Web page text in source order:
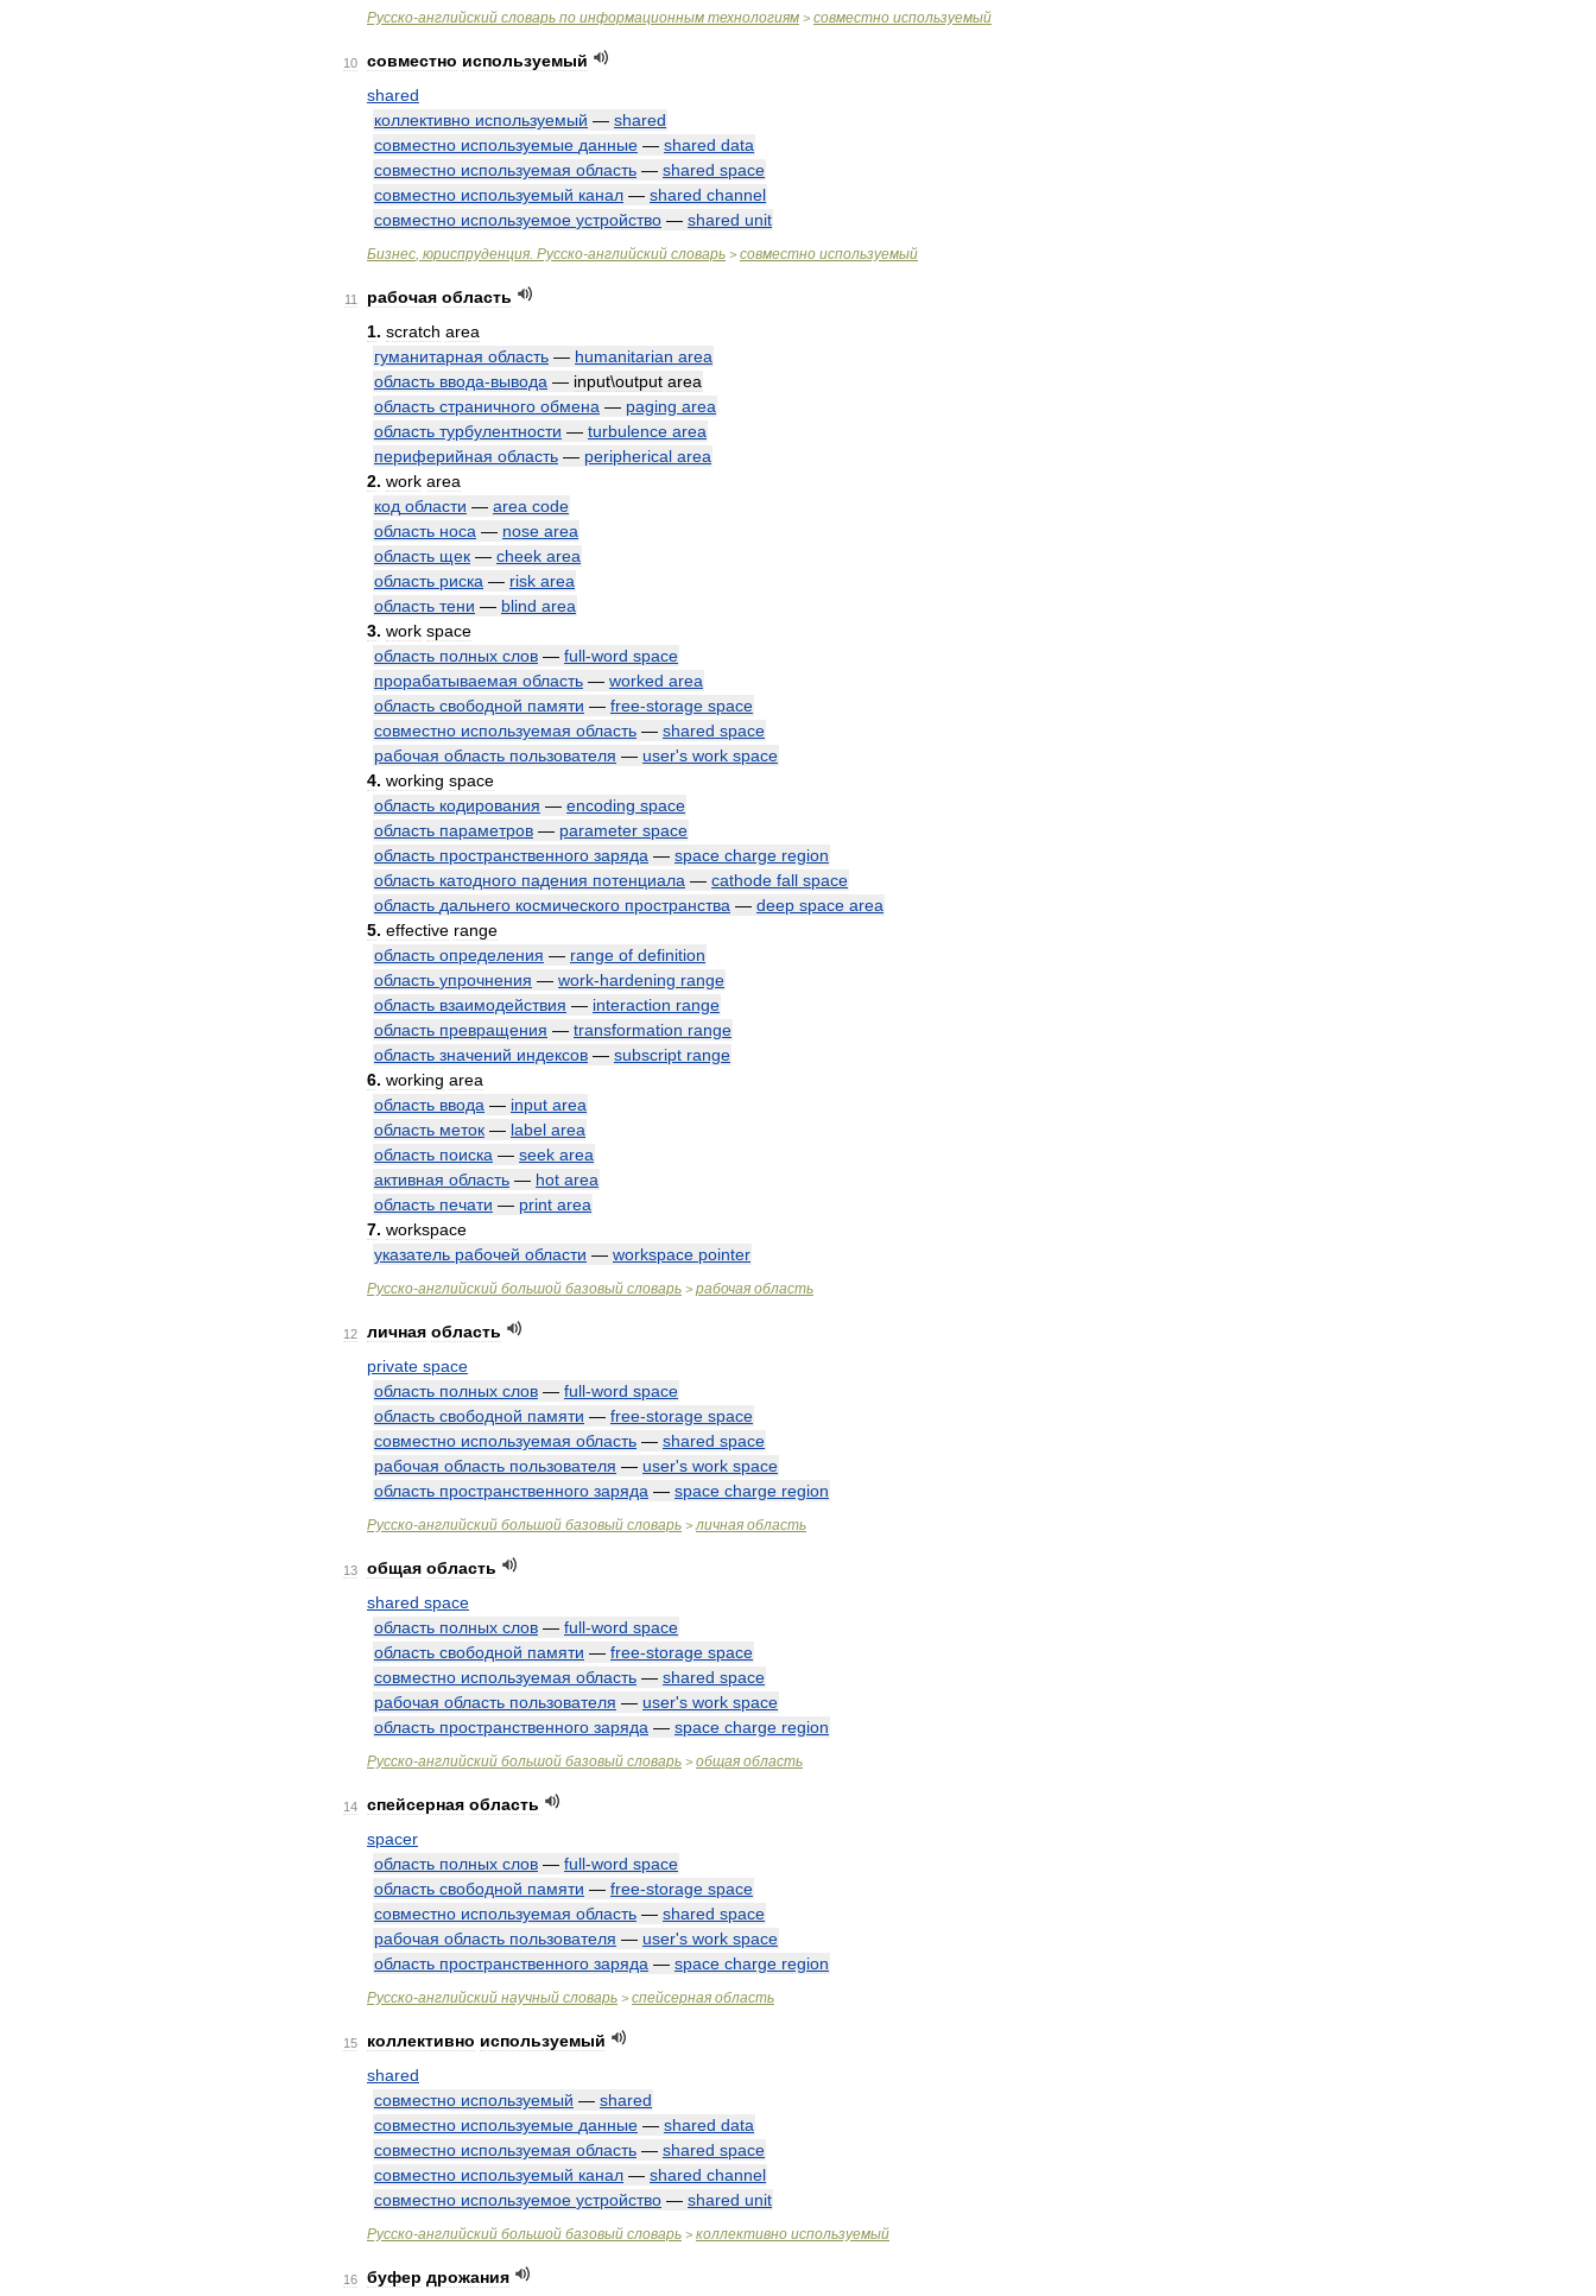
Русско-английский словарь по информационным технологиям > совместно используемый
10 совместно используемый
shared
коллективно используемый — shared
совместно используемые данные — shared data
совместно используемая область — shared space
совместно используемый канал — shared channel
совместно используемое устройство — shared unit
Бизнес, юриспруденция. Русско-английский словарь > совместно используемый
11 рабочая область
1. scratch area
гуманитарная область — humanitarian area
область ввода-вывода — input\output area
область страничного обмена — paging area
область турбулентности — turbulence area
периферийная область — peripherical area
2. work area
код области — area code
область носа — nose area
область щек — cheek area
область риска — risk area
область тени — blind area
3. work space
область полных слов — full-word space
прорабатываемая область — worked area
область свободной памяти — free-storage space
совместно используемая область — shared space
рабочая область пользователя — user's work space
4. working space
область кодирования — encoding space
область параметров — parameter space
область пространственного заряда — space charge region
область катодного падения потенциала — cathode fall space
область дальнего космического пространства — deep space area
5. effective range
область определения — range of definition
область упрочнения — work-hardening range
область взаимодействия — interaction range
область превращения — transformation range
область значений индексов — subscript range
6. working area
область ввода — input area
область меток — label area
область поиска — seek area
активная область — hot area
область печати — print area
7. workspace
указатель рабочей области — workspace pointer
Русско-английский большой базовый словарь > рабочая область
12 личная область
private space
область полных слов — full-word space
область свободной памяти — free-storage space
совместно используемая область — shared space
рабочая область пользователя — user's work space
область пространственного заряда — space charge region
Русско-английский большой базовый словарь > личная область
13 общая область
shared space
область полных слов — full-word space
область свободной памяти — free-storage space
совместно используемая область — shared space
рабочая область пользователя — user's work space
область пространственного заряда — space charge region
Русско-английский большой базовый словарь > общая область
14 спейсерная область
spacer
область полных слов — full-word space
область свободной памяти — free-storage space
совместно используемая область — shared space
рабочая область пользователя — user's work space
область пространственного заряда — space charge region
Русско-английский научный словарь > спейсерная область
15 коллективно используемый
shared
совместно используемый — shared
совместно используемые данные — shared data
совместно используемая область — shared space
совместно используемый канал — shared channel
совместно используемое устройство — shared unit
Русско-английский большой базовый словарь > коллективно используемый
16 буфер дрожания